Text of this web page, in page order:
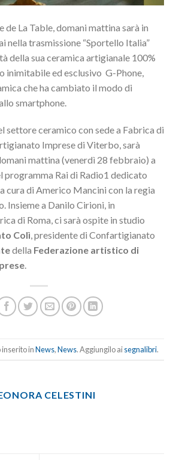
La Table, domani mattina sarà in
nella trasmissione “Sportello Italia”
della sua ceramica artigianale 100%
inimitabile ed esclusivo G-Phone,
che ha cambiato il modo di
smartphone.
settore ceramico con sede a Fabrica di
Imprese di Viterbo, sarà
mattina (venerdì 28 febbraio) a
programma Rai di Radio1 dedicato
cura di Americo Mancini con la regia
Insieme a Danilo Cirioni, in
di Roma, ci sarà ospite in studio
Colì, presidente di Confartigianato
della Federazione artistico di
.
inNews,News. Aggiungilo aisegnalibri.
CELESTINI